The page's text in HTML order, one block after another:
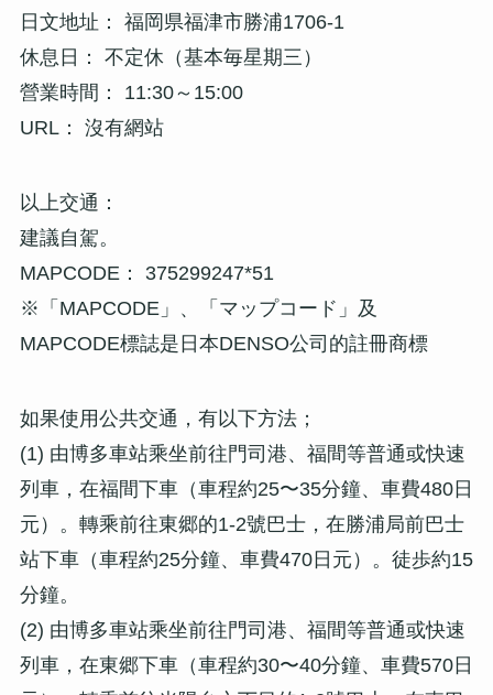
日文地址： 福岡県福津市勝浦1706-1
休息日： 不定休（基本毎星期三）
營業時間： 11:30～15:00
URL： 沒有網站
以上交通：
建議自駕。
MAPCODE： 375299247*51
※「MAPCODE」、「マップコード」及
MAPCODE標誌是日本DENSO公司的註冊商標
如果使用公共交通，有以下方法；
(1) 由博多車站乘坐前往門司港、福間等普通或快速
列車，在福間下車（車程約25〜35分鐘、車費480日
元）。轉乘前往東郷的1-2號巴士，在勝浦局前巴士
站下車（車程約25分鐘、車費470日元）。徒歩約15
分鐘。
(2) 由博多車站乘坐前往門司港、福間等普通或快速
列車，在東郷下車（車程約30〜40分鐘、車費570日